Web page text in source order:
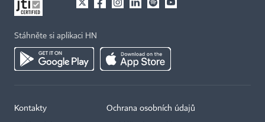
Stáhněte si aplikaci HN
Kontakty Ochrana osobních údajů